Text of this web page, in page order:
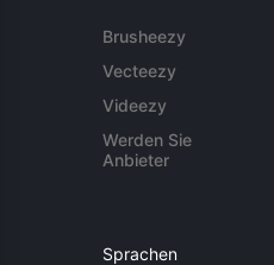
Brusheezy
Vecteezy
Videezy
Werden Sie
Anbieter
Sprachen